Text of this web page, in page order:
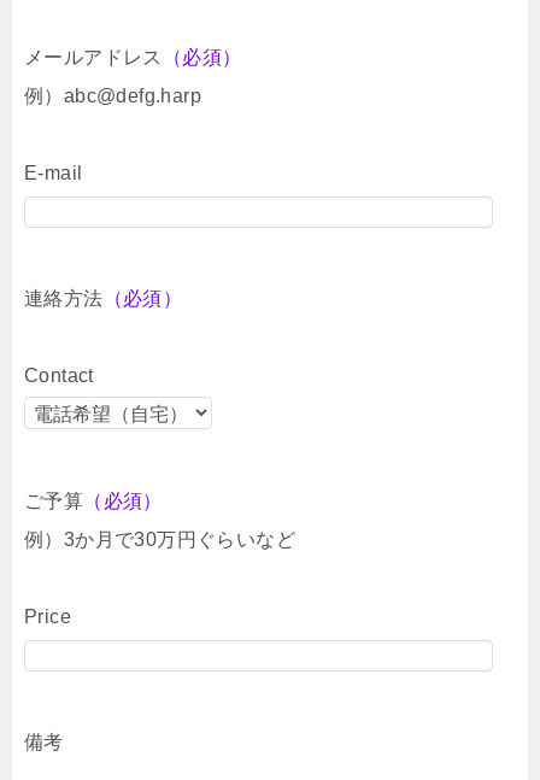
メールアドレス
（必須）
例）abc@defg.harp
E-mail
連絡方法 （必須）
Contact
ご予算 （必須）
例）3か月で30万円ぐらいなど
Price
備考